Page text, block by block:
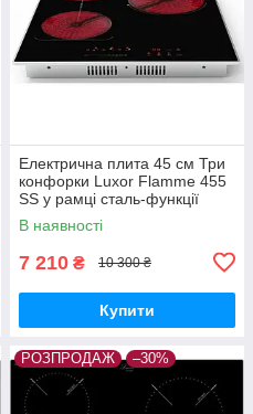
Електрична плита 45 см Три
конфорки Luxor Flamme 455
SS у рамці сталь-функції
Keep Warm + Stop and Go
В наявності
7 210 ₴ 10 300 ₴
Купити
РОЗПРОДАЖ –30%